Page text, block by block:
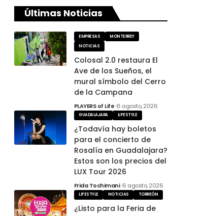
Últimas Noticias
EMPRESAS
MONTERREY
NOTICIAS
Colosal 2.0 restaura El
Ave de los Sueños, el
mural símbolo del Cerro
de la Campana
PLAYERS of Life 6 agosto, 2026
GUADALAJARA LIFESTYLE
¿Todavía hay boletos
para el concierto de
Rosalía en Guadalajara?
Estos son los precios del
LUX Tour 2026
Frida Tochimani 6 agosto, 2026
LIFESTYLE NOTICIAS TORREÓN
¿Listo para la Feria de